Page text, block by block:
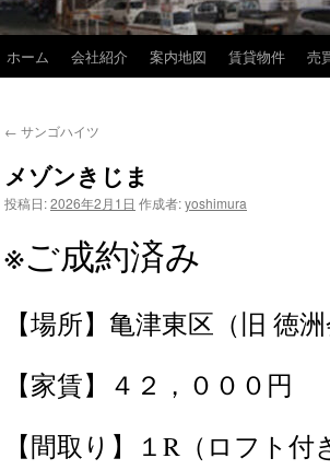
へ
ホーム 会社紹介 案内地図 賃貸物件 売
← サンゴハイツ
メゾンきじま
投稿日:2026年2月1日 作成者:yoshimura
※ご成約済み
【場所】亀津東区（旧 徳洲
【家賃】４２，０００円
【間取り】１R（ロフト付